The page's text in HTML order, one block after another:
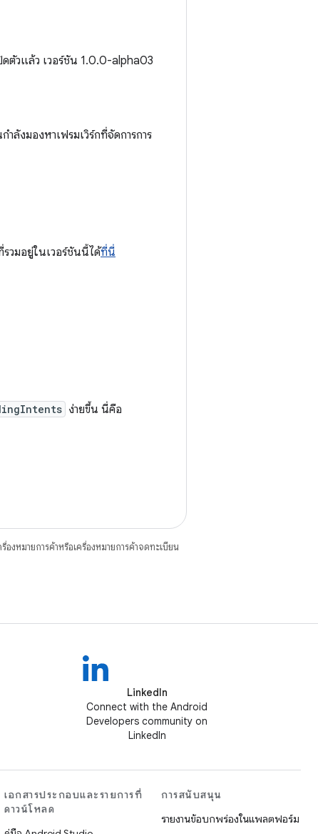
ดตัวแล้ว เวอร์ชัน 1.0.0-alpha03
ลังมองหาเฟรมเวิร์กที่จัดการการ
วมอยู่ในเวอร์ชันนี้ได้ที่นี่
ง่ายขึ้น นี่คือ
งหมายการค้าหรือเครื่องหมายการค้าจดทะเบียน
LinkedIn
Connect with the Android
Developers community on
LinkedIn
เอกสารประกอบและรายการที่
ดาวน์โหลด
การสนับสนุน
รายงานข้อบกพร่องในแพลตฟอร์ม